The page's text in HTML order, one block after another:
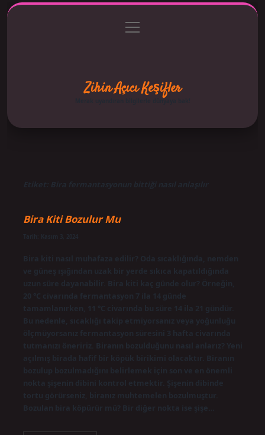
Gizlilik Politikası
menüyü
aç
Zihin Açıcı Keşifler
Merak uyandıran bilgilerle dünyaya bak!
Etiket: Bira fermantasyonun bittiği nasıl anlaşılır
Bira Kiti Bozulur Mu
Bira kiti nasıl muhafaza edilir? Oda sıcaklığında, nemden
ve güneş ışığından uzak bir yerde sıkıca kapatıldığında
uzun süre dayanabilir. Bira kiti kaç günde olur? Örneğin,
20 °C civarında fermantasyon 7 ila 14 günde
tamamlanırken, 11 °C civarında bu süre 14 ila 21 gündür.
Bu nedenle, sıcaklığı takip etmiyorsanız veya yoğunluğu
ölçmüyorsanız fermantasyon süresini 3 hafta civarında
tutmanızı öneririz. Biranın bozulduğunu nasıl anlarız? Yeni
açılmış birada hafif bir köpük birikimi olacaktır. Biranın
bozulup bozulmadığını belirlemek için son ve en önemli
nokta şişenin dibini kontrol etmektir. Şişenin dibinde
tortu görürseniz, biranız muhtemelen bozulmuştur.
Bozulan bira köpürür mü? Bir diğer nokta ise şişe…